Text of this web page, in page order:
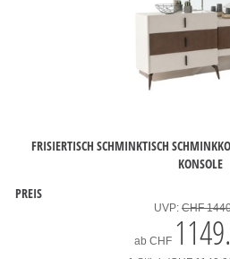
FRISIERTISCH SCHMINKTISCH
KONSOLE
PREIS
UVP: CHF
ab CHF